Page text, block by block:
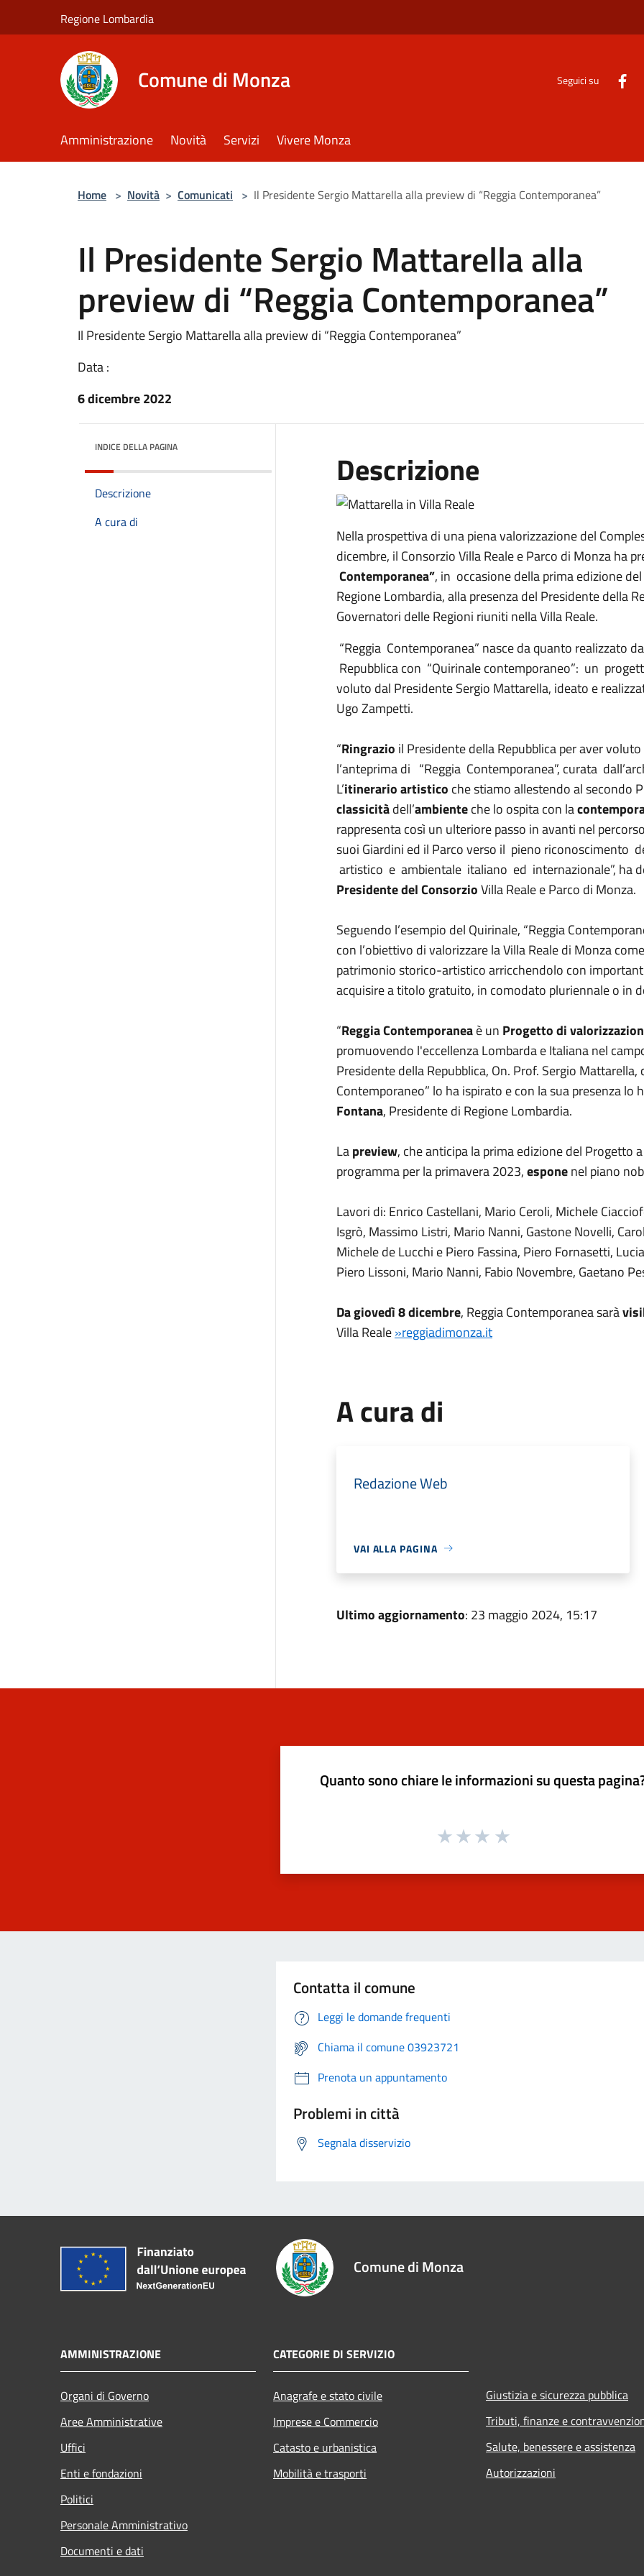
Regione Lombardia
Comune di Monza Seguici su
Amministrazione Novità Servizi Vivere Monza
Home > Novità > Comunicati > Il Presidente Sergio Mattarella alla preview di “Reggia Contemporanea”
Il Presidente Sergio Mattarella alla
preview di “Reggia Contemporanea”
Il Presidente Sergio Mattarella alla preview di “Reggia Contemporanea”
Data :
6 dicembre 2022
INDICE DELLA PAGINA
Descrizione
A cura di
Descrizione
Nella prospettiva di una piena valorizzazione del
dicembre, il Consorzio Villa Reale e Parco di Monza ha
Contemporanea”, in occasione della prima edizione
Regione Lombardia, alla presenza del Presidente della
Governatori delle Regioni riuniti nella Villa Reale.
“Reggia Contemporanea” nasce da quanto realizzato
Repubblica con “Quirinale contemporaneo”: un
voluto dal Presidente Sergio Mattarella, ideato e
Ugo Zampetti.
“Ringrazio il Presidente della Repubblica per aver
l’anteprima di “Reggia Contemporanea”, curata
L’itinerario artistico che stiamo allestendo al secondo
classicitàdell’ambienteche lo ospita con la
rappresenta così un ulteriore passo in avanti nel
suoi Giardini ed il Parco verso il pieno
artistico e ambientale italiano ed internazionale”, ha
Presidente del ConsorzioVilla Reale e Parco di Monza.
Seguendo l’esempio del Quirinale, “Reggia
con l’obiettivo di valorizzare la Villa Reale di Monza
patrimonio storico-artistico arricchendolo con
acquisire a titolo gratuito, in comodato pluriennale o in
“Reggia Contemporaneaè un Progetto di
promuovendo l'eccellenza Lombarda e Italiana nel
Presidente della Repubblica, On. Prof. Sergio
Contemporaneo” lo ha ispirato e con la sua presenza
Fontana, Presidente di Regione Lombardia.
Lapreview, che anticipa la prima edizione del Progetto
programma per la primavera 2023,esponenel piano
Lavori di: Enrico Castellani, Mario Ceroli, Michele
Isgrò, Massimo Listri, Mario Nanni, Gastone Novelli,
Michele de Lucchi e Piero Fassina, Piero Fornasetti,
Piero Lissoni, Mario Nanni, Fabio Novembre, Gaetano
Da giovedì 8 dicembre, Reggia Contemporanea sarà
Villa Reale»reggiadimonza.it
A cura di
Redazione Web
VAI ALLA PAGINA
Ultimo aggiornamento: 23 maggio 2024, 15:17
Quanto sono chiare le informazioni su questa
Contatta il comune
Leggi le domande frequenti
Chiama il comune 03923721
Prenota un appuntamento
Problemi in città
Segnala disservizio
Comune di Monza
AMMINISTRAZIONE
Organi di Governo
Aree Amministrative
Uffici
Enti e fondazioni
Politici
Personale Amministrativo
Documenti e dati
CATEGORIE DI SERVIZIO
Anagrafe e stato civile
Imprese e Commercio
Catasto e urbanistica
Mobilità e trasporti
Giustizia e sicurezza pubblica
Tributi, finanze e
Salute, benessere e assistenza
Autorizzazioni